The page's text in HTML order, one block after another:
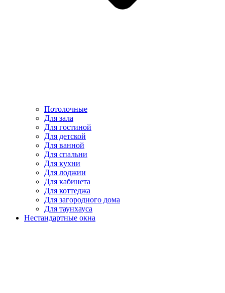
Потолочные
Для зала
Для гостиной
Для детской
Для ванной
Для спальни
Для кухни
Для лоджии
Для кабинета
Для коттеджа
Для загородного дома
Для таунхауса
Нестандартные окна